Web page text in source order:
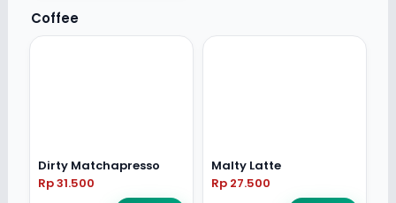
Coffee
Dirty Matchapresso
Rp 31.500
Malty Latte
Rp 27.500